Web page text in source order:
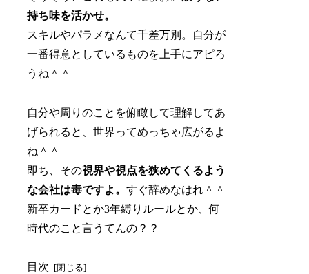
持ち味を活かせ。
スキルやパラメなんて千差万別。自分が
一番得意としているものを上手にアピろ
うね＾＾
自分や周りのことを俯瞰して理解してあ
げられると、世界ってめっちゃ広がるよ
ね＾＾
即ち、その視界や視点を狭めてくるよう
な会社は毒ですよ。すぐ辞めなはれ＾＾
新卒カードとか3年縛りルールとか、何
時代のこと言うてんの？？
目次